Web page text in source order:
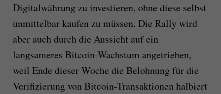
Digitalwährung zu investieren, ohne diese selbst
unmittelbar kaufen zu müssen. Die Rally wird
aber auch durch die Aussicht auf ein
langsameres Bitcoin-Wachstum angetrieben,
weil Ende dieser Woche die Belohnung für die
Verifizierung von Bitcoin-Transaktionen halbiert